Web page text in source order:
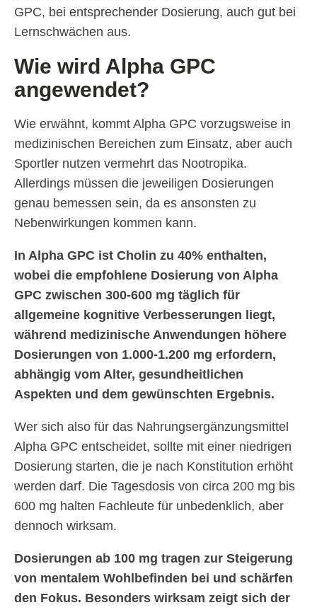
GPC, bei entsprechender Dosierung, auch gut bei
Lernschwächen aus.
Wie wird Alpha GPC
angewendet?
Wie erwähnt, kommt Alpha GPC vorzugsweise in
medizinischen Bereichen zum Einsatz, aber auch
Sportler nutzen vermehrt das Nootropika.
Allerdings müssen die jeweiligen Dosierungen
genau bemessen sein, da es ansonsten zu
Nebenwirkungen kommen kann.
In Alpha GPC ist Cholin zu 40% enthalten,
wobei die empfohlene Dosierung von Alpha
GPC zwischen 300-600 mg täglich für
allgemeine kognitive Verbesserungen liegt,
während medizinische Anwendungen höhere
Dosierungen von 1.000-1.200 mg erfordern,
abhängig vom Alter, gesundheitlichen
Aspekten und dem gewünschten Ergebnis.
Wer sich also für das Nahrungsergänzungsmittel
Alpha GPC entscheidet, sollte mit einer niedrigen
Dosierung starten, die je nach Konstitution erhöht
werden darf. Die Tagesdosis von circa 200 mg bis
600 mg halten Fachleute für unbedenklich, aber
dennoch wirksam.
Dosierungen ab 100 mg tragen zur Steigerung
von mentalem Wohlbefinden bei und schärfen
den Fokus. Besonders wirksam zeigt sich der